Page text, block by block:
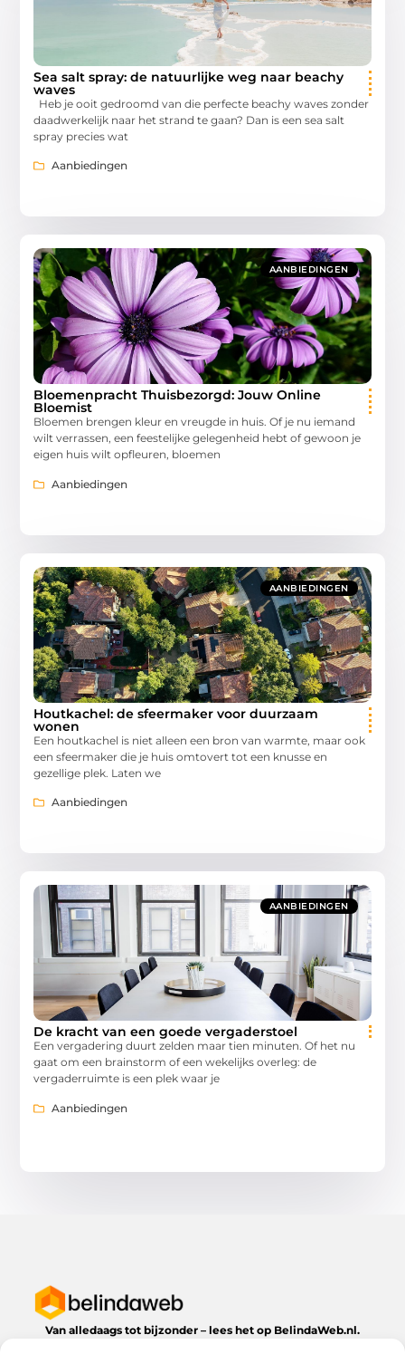
Sea salt spray: de natuurlijke weg naar beachy
waves
Heb je ooit gedroomd van die perfecte beachy waves zonder
daadwerkelijk naar het strand te gaan? Dan is een sea salt
spray precies wat
Aanbiedingen
AANBIEDINGEN
Bloemenpracht Thuisbezorgd: Jouw Online
Bloemist
Bloemen brengen kleur en vreugde in huis. Of je nu iemand
wilt verrassen, een feestelijke gelegenheid hebt of gewoon je
eigen huis wilt opfleuren, bloemen
Aanbiedingen
AANBIEDINGEN
Houtkachel: de sfeermaker voor duurzaam
wonen
Een houtkachel is niet alleen een bron van warmte, maar ook
een sfeermaker die je huis omtovert tot een knusse en
gezellige plek. Laten we
Aanbiedingen
AANBIEDINGEN
De kracht van een goede vergaderstoel
Een vergadering duurt zelden maar tien minuten. Of het nu
gaat om een brainstorm of een wekelijks overleg: de
vergaderruimte is een plek waar je
Aanbiedingen
Van alledaags tot bijzonder – lees het op BelindaWeb.nl.